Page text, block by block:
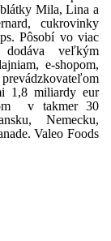
Mila, Lina a
cukrovinky
Pôsobí vo viac
veľkým
e-shopom,
1,8 miliardy eur
v takmer 30
Nemecku,
Valeo Foods